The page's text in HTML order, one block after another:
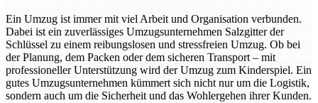
Ein Umzug ist immer mit viel Arbeit und Organisation verbunden.
Dabei ist ein zuverlässiges Umzugsunternehmen Salzgitter der
Schlüssel zu einem reibungslosen und stressfreien Umzug. Ob bei
der Planung, dem Packen oder dem sicheren Transport – mit
professioneller Unterstützung wird der Umzug zum Kinderspiel. Ein
gutes Umzugsunternehmen kümmert sich nicht nur um die Logistik,
sondern auch um die Sicherheit und das Wohlergehen ihrer Kunden.